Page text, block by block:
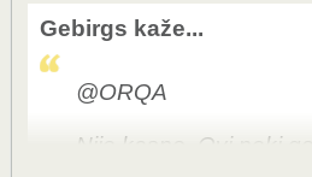
Gebirgs kaže...
@ORQA
Nije kasno. Ovi neki